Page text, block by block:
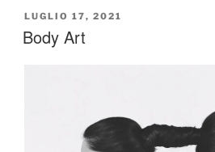
PUBBLICATO
IL
LUGLIO 17, 2021
Body Art